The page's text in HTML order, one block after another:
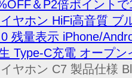
＆P2倍ポイント
ヤホン HiFi高音質 ブ
残量表示 iPhone/
Type‐C充電 オープ
ヤホン C7 製品仕様